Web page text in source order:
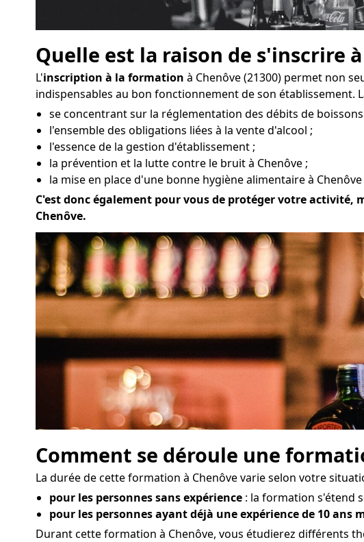
Quelle est la raison de s'inscrire
L'inscription à la formation à Chenôve (21300) permet non
indispensables au bon fonctionnement de son établissement.
se concentrant sur la réglementation des débits de boissons
l'ensemble des obligations liées à la vente d'alcool ;
l'essence de la gestion d'établissement ;
la prévention et la lutte contre le bruit à Chenôve ;
la mise en place d'une bonne hygiène alimentaire à Chenôve
C'est donc également pour vous de protéger votre
Chenôve.
Comment se déroule une
La durée de cette formation à Chenôve varie selon votre
pour les personnes sans expérience : la formation s'étend
pour les personnes ayant déjà une expérience de 10 ans
Durant cette formation à Chenôve, vous étudierez différents